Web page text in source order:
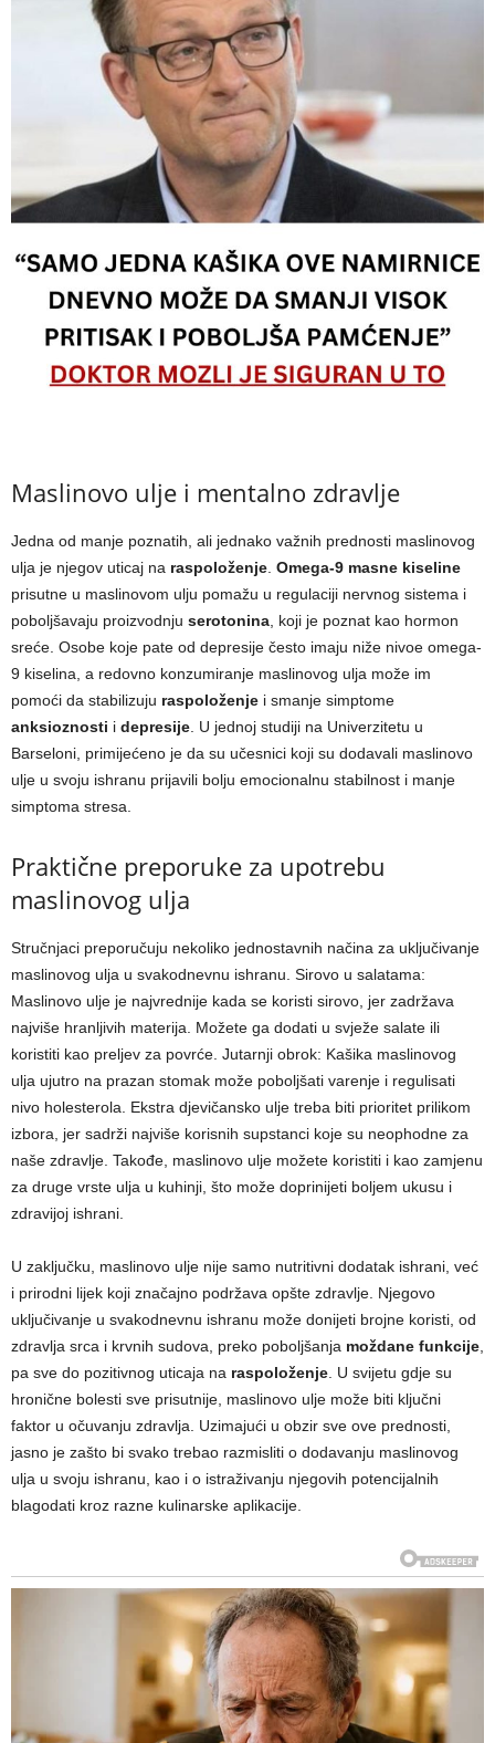
Maslinovo ulje i mentalno zdravlje
Jedna od manje poznatih, ali jednako važnih prednosti maslinovog
ulja je njegov uticaj na raspoloženje Omega-9 masne kiseline
prisutne u maslinovom ulju pomažu u regulaciji nervnog sistema i
poboljšavaju proizvodnju serotonina , koji je poznat kao hormon
sreće. Osobe koje pate od depresije često imaju niže nivoe omega-
9 kiselina, a redovno konzumiranje maslinovog ulja može im
pomoći da stabilizuju raspoloženje i smanje simptome
anksioznosti i depresije . U jednoj studiji na Univerzitetu u
Barseloni, primijećeno je da su učesnici koji su dodavali maslinovo
ulje u svoju ishranu prijavili bolju emocionalnu stabilnost i manje
simptoma stresa.
Praktične preporuke za upotrebu
maslinovog ulja
Stručnjaci preporučuju nekoliko jednostavnih načina za uključivanje
maslinovog ulja u svakodnevnu ishranu. Sirovo u salatama:
Maslinovo ulje je najvrednije kada se koristi sirovo, jer zadržava
najviše hranljivih materija. Možete ga dodati u svježe salate ili
koristiti kao preljev za povrće. Jutarnji obrok: Kašika maslinovog
ulja ujutro na prazan stomak može poboljšati varenje i regulisati
nivo holesterola. Ekstra djevičansko ulje treba biti prioritet prilikom
izbora, jer sadrži najviše korisnih supstanci koje su neophodne za
naše zdravlje. Takođe, maslinovo ulje možete koristiti i kao zamjenu
za druge vrste ulja u kuhinji, što može doprinijeti boljem ukusu i
zdravijoj ishrani.
U zaključku, maslinovo ulje nije samo nutritivni dodatak ishrani, već
i prirodni lijek koji značajno podržava opšte zdravlje. Njegovo
uključivanje u svakodnevnu ishranu može donijeti brojne koristi, od
zdravlja srca i krvnih sudova, preko poboljšanja moždane funkcije
pa sve do pozitivnog uticaja na raspoloženje . U svijetu gdje su
hronične bolesti sve prisutnije, maslinovo ulje može biti ključni
faktor u očuvanju zdravlja. Uzimajući u obzir sve ove prednosti,
jasno je zašto bi svako trebao razmisliti o dodavanju maslinovog
ulja u svoju ishranu, kao i o istraživanju njegovih potencijalnih
blagodati kroz razne kulinarske aplikacije.